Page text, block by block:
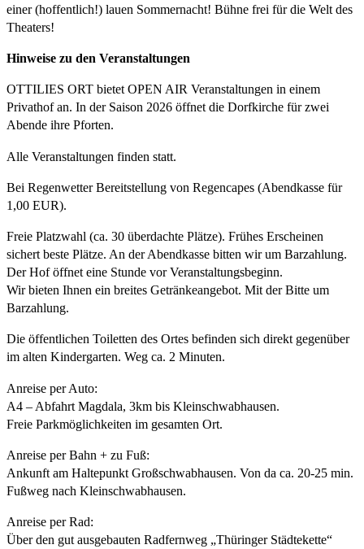
einer (hoffentlich!) lauen Sommernacht! Bühne frei für die Welt des
Theaters!
Hinweise zu den Veranstaltungen
OTTILIES ORT bietet OPEN AIR Veranstaltungen in einem
Privathof an. In der Saison 2026 öffnet die Dorfkirche für zwei
Abende ihre Pforten.
Alle Veranstaltungen finden statt.
Bei Regenwetter Bereitstellung von Regencapes (Abendkasse für
1,00 EUR).
Freie Platzwahl (ca. 30 überdachte Plätze). Frühes Erscheinen
sichert beste Plätze. An der Abendkasse bitten wir um Barzahlung.
Der Hof öffnet eine Stunde vor Veranstaltungsbeginn.
Wir bieten Ihnen ein breites Getränkeangebot. Mit der Bitte um
Barzahlung.
Die öffentlichen Toiletten des Ortes befinden sich direkt gegenüber
im alten Kindergarten. Weg ca. 2 Minuten.
Anreise per Auto:
A4 – Abfahrt Magdala, 3km bis Kleinschwabhausen.
Freie Parkmöglichkeiten im gesamten Ort.
Anreise per Bahn + zu Fuß:
Ankunft am Haltepunkt Großschwabhausen. Von da ca. 20-25 min.
Fußweg nach Kleinschwabhausen.
Anreise per Rad:
Über den gut ausgebauten Radfernweg „Thüringer Städtekette“